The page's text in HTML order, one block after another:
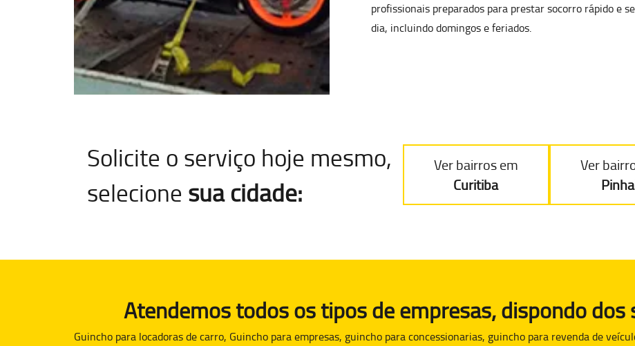
profissionais preparados para prestarsocorro rápido e
dia, incluindo domingos e feriados.
Solicite o serviço hoje mesmo,
selecione sua cidade:
Ver bairros em
Curitiba
Ver
Atendemos todos os tipos de empresas, dispondo dos
Guincho para locadoras de carro, Guincho para empresas, guincho para concessionarias, guincho para revenda de